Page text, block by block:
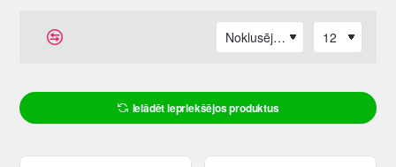
Ielādēt iepriekšējos produktus